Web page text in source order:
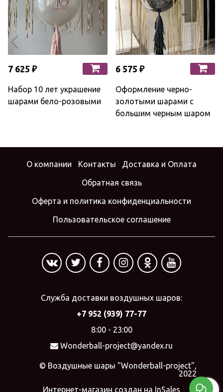
7 625 ₽
Набор 10 лет украшение
шарами бело-розовыми
6 575 ₽
Оформление черно-
золотыми шарами с
большим черным шаром
О компании Контакты Доставка и Оплата
Обратная связь
Оферта и политика конфиденциальности
Пользовательское соглашение
Служба доставки воздушных шаров:
+7 952 (939) 77-77
8:00 - 23:00
Wonderball-project@yandex.ru
© Воздушные шары "Wonderball-project",
2022
Интернет-магазин создан на InSales